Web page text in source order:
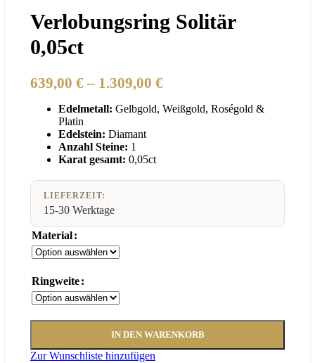
Verlobungsring Solitär
0,05ct
639,00 € – 1.309,00 €Preisspanne:
bis
Edelmetall: Gelbgold, Weißgold, Roségold &
Platin
Edelstein: Diamant
Anzahl Steine: 1
Karat gesamt: 0,05ct
LIEFERZEIT:
15-30 Werktage
Material
Ringweite
IN DEN WARENKORB
Zur Wunschliste hinzufügen